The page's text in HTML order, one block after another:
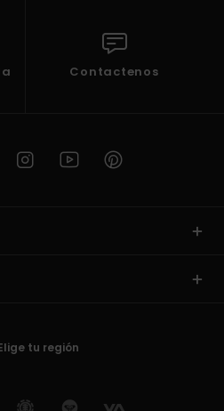
Contactenos
tu región